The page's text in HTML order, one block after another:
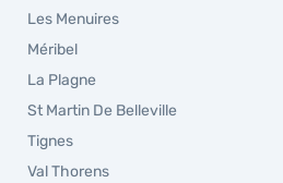
Les Menuires
Méribel
La Plagne
St Martin De Belleville
Tignes
Val Thorens